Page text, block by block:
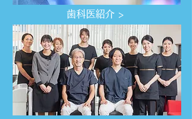
​歯科医紹介 >